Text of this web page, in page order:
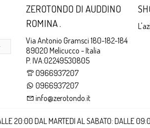
ZEROTONDO DI AUDDINO
ROMINA .
Via Antonio Gramsci 180-182-184
89020 Melicucco - Italia
P. IVA:02249530805
0966937207
0966937207
info@zerotondo.it
20:00 DAL MARTEDI AL SABATO: DALLE